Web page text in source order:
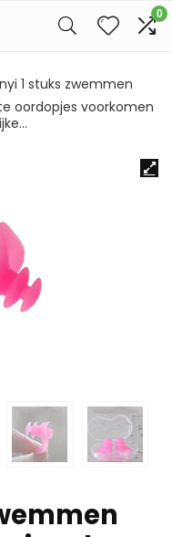
0
1 stuks zwemmen
oordopjes voorkomen